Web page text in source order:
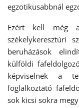
egzotikusabbnál
Ezért kell még
székelykeresztúri
beruházások
külföldi
képviselnek a
foglalkoztató
sok kicsi sokra